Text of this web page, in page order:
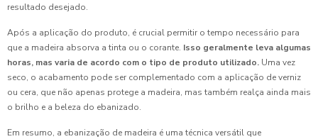
resultado desejado.
Após a aplicação do produto, é crucial permitir o tempo necessário para
que a madeira absorva a tinta ou o corante. Isso geralmente leva algumas
horas, mas varia de acordo com o tipo de produto utilizado. Uma vez
seco, o acabamento pode ser complementado com a aplicação de verniz
ou cera, que não apenas protege a madeira, mas também realça ainda mais
o brilho e a beleza do ebanizado.
Em resumo, a ebanização de madeira é uma técnica versátil que